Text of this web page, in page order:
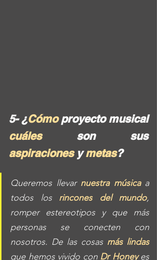
5- ¿Cómo
proyecto musical
cuáles
son sus
aspiraciones y metas?
Queremos llevar nuestra música a
todos los rincones del mundo,
romper estereotipos y que más
personas se conecten con
nosotros. De las cosas más lindas
que hemos vivido con Dr Honey es